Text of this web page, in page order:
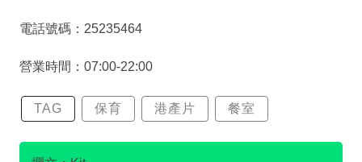
電話號碼：25235464
營業時間：07:00-22:00
TAG 保育 港產片 餐室